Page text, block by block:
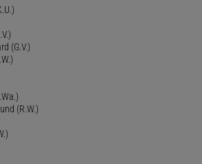
(G.V.)
(R.W.)